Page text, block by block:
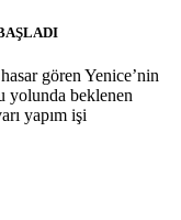
gören Yenice’nin
yolunda beklenen
yapım işi